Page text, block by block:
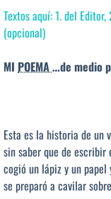
Textos aquí: 1. del
(opcional)
MI POEMA…de medio
Esta es la historia de un
sin saber que de escribir
cogió un lápiz y un
se preparó a cavilar